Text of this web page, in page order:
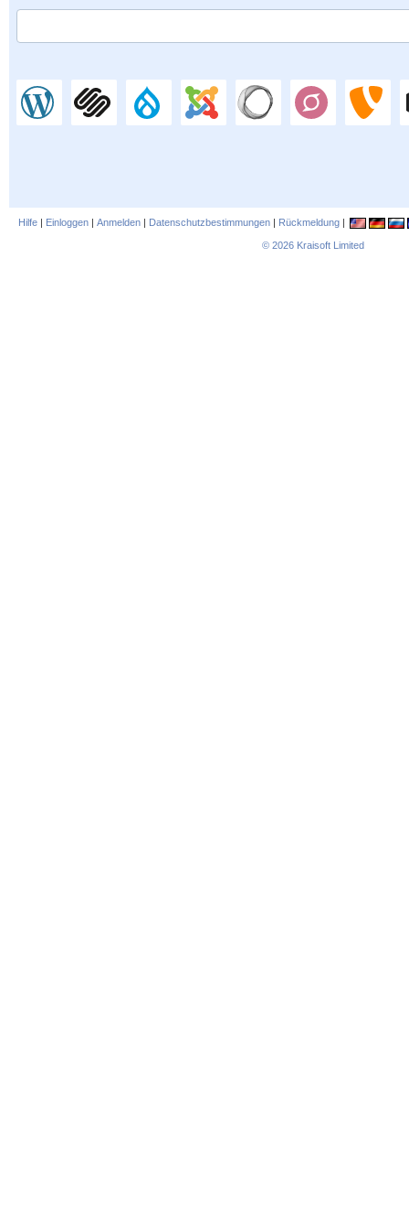
Hilfe | Einloggen | Anmelden | Datenschutzbestimmungen | Rückmeldung |
© 2026 Kraisoft Limited